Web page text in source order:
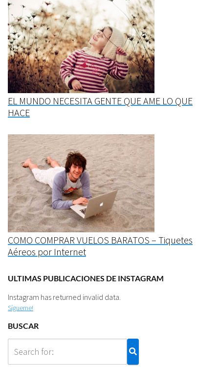
EL MUNDO NECESITA GENTE QUE AME LO QUE
HACE
COMO COMPRAR VUELOS BARATOS – Tiquetes
Aéreos por Internet
ULTIMAS PUBLICACIONES DE INSTAGRAM
Instagram has returned invalid data.
Sígueme!
BUSCAR